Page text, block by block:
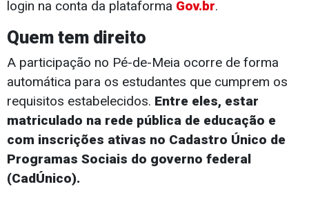
login na conta da plataforma Gov.br.
Quem tem direito
A participação no Pé-de-Meia ocorre de forma
automática para os estudantes que cumprem os
requisitos estabelecidos. Entre eles, estar
matriculado na rede pública de educação e
com inscrições ativas no Cadastro Único de
Programas Sociais do governo federal
(CadÚnico).